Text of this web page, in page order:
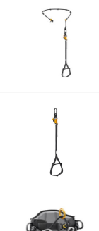
Gérer et
s'afficheront
Voir
En savoir plus